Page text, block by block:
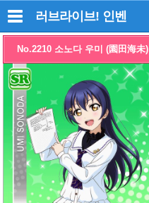
러브라이브! 인벤
No.2210 소노다 우미 (園田海未)